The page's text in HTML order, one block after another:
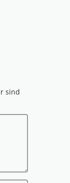
sind